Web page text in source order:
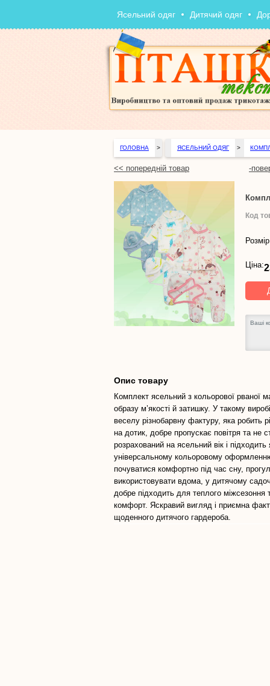
Ясельний одяг Дитячий одяг
ГОЛОВНА > ЯСЕЛЬНИЙ ОДЯГ >
<< попередній товар -
Код
Ціна:
Опис товару
Комплект ясельний з кольорової рваної
образу м’якості й затишку. У такому
веселу різнобарвну фактуру, яка робить
на дотик, добре пропускає повітря та не
розрахований на ясельний вік і
універсальному кольоровому
почуватися комфортно під час сну,
використовувати вдома, у дитячому
добре підходить для теплого міжсезоння
комфорт. Яскравий вигляд і приємна
щоденного дитячого гардероба.